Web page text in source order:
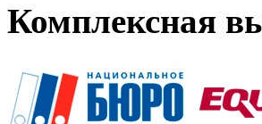
Комплексная